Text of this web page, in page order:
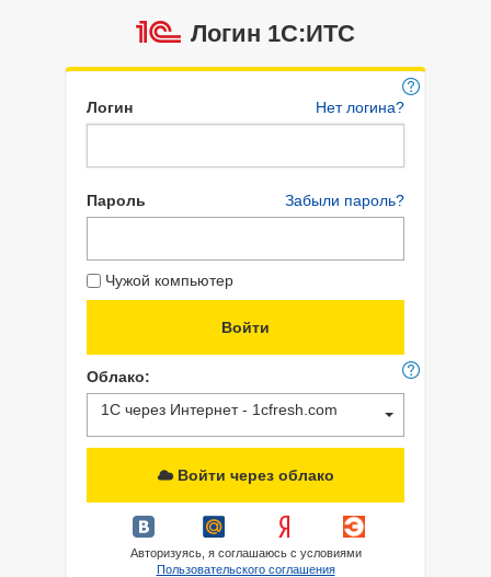
Логин 1C:ИТС
Логин Нет логина?
Пароль Забыли пароль?
Чужой компьютер
Облако:
1С через Интернет - 1cfresh.com
Войти через облако
Авторизуясь, я соглашаюсь с условиями
Пользовательского соглашения